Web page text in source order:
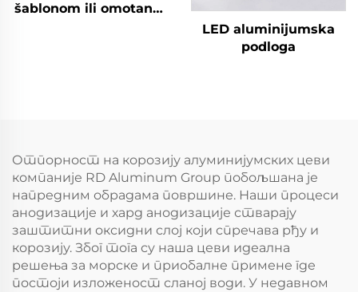
šablonom ili omotana)
LED aluminijumska
podloga
Отпорност на корозију алуминијумских цеви
компаније RD Aluminum Group побољшана је
напредним обрадама површине. Наши процеси
анодизације и хард анодизације стварају
заштитни оксидни слој који спречава рђу и
корозију. Због тога су наша цеви идеална
решења за морске и приобалне примене где
постоји изложеност сланој води. У недавном